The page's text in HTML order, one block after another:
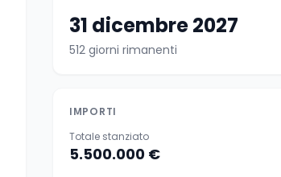
31 dicembre 2027
512 giorni rimanenti
IMPORTI
Totale stanziato
5.500.000 €